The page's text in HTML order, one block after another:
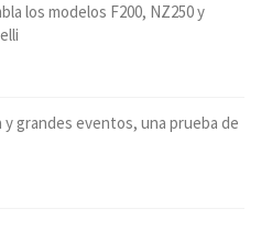
los modelos F200, NZ250 y
y grandes eventos, una prueba de